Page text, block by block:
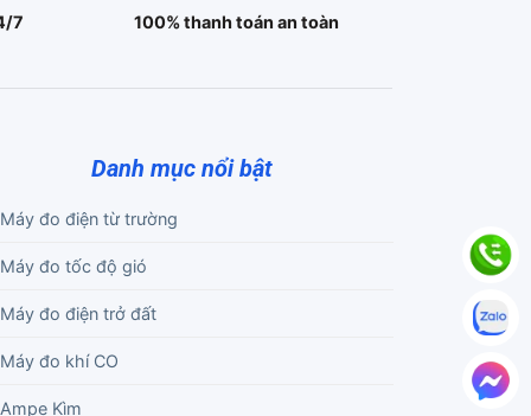
7 100% thanh toán an toàn
Danh mục nổi bật
Máy đo điện từ trường
Máy đo tốc độ gió
Máy đo điện trở đất
Máy đo khí CO
Ampe Kìm